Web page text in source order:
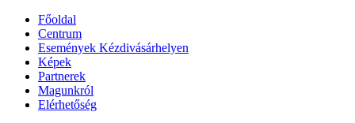
Főoldal
Centrum
Események Kézdivásárhelyen
Képek
Partnerek
Magunkról
Elérhetőség